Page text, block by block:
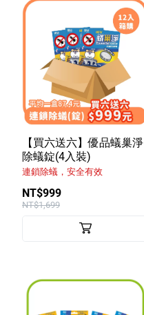
【買六送六】優品蟻巢淨
除蟻錠(4入裝)
連鎖除蟻，安全有效
NT$999
NT$1,699